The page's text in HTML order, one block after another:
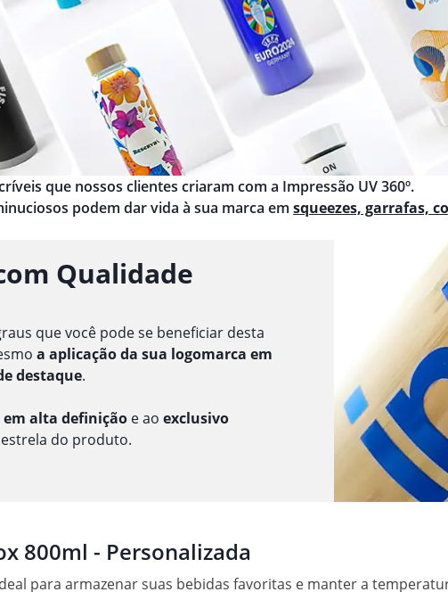
que nossos clientes criaram com a Impressão UV 360º.
podem dar vida à sua marca em squeezes, garrafas,
Qualidade
que você pode se beneficiar desta
a aplicação da sua logomarca em
destaque.
alta definição e ao exclusivo
do produto.
800ml - Personalizada
para armazenar suas bebidas favoritas e manter a